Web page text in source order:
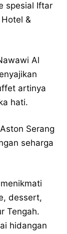
spesial Iftar
&
Al
artinya
hati.
Serang
seharga
dessert,
Tengah.
hidangan